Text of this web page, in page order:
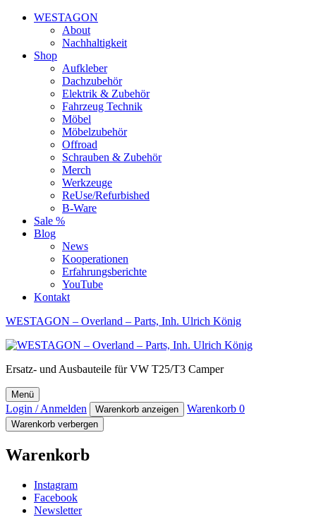
WESTAGON
About
Nachhaltigkeit
Shop
Aufkleber
Dachzubehör
Elektrik & Zubehör
Fahrzeug Technik
Möbel
Möbelzubehör
Offroad
Schrauben & Zubehör
Merch
Werkzeuge
ReUse/Refurbished
B-Ware
Sale %
Blog
News
Kooperationen
Erfahrungsberichte
YouTube
Kontakt
WESTAGON – Overland – Parts, Inh. Ulrich König
Ersatz- und Ausbauteile für VW T25/T3 Camper
Menü
Login / Anmelden Warenkorb anzeigen Warenkorb 0
Warenkorb verbergen
Warenkorb
Instagram
Facebook
Newsletter